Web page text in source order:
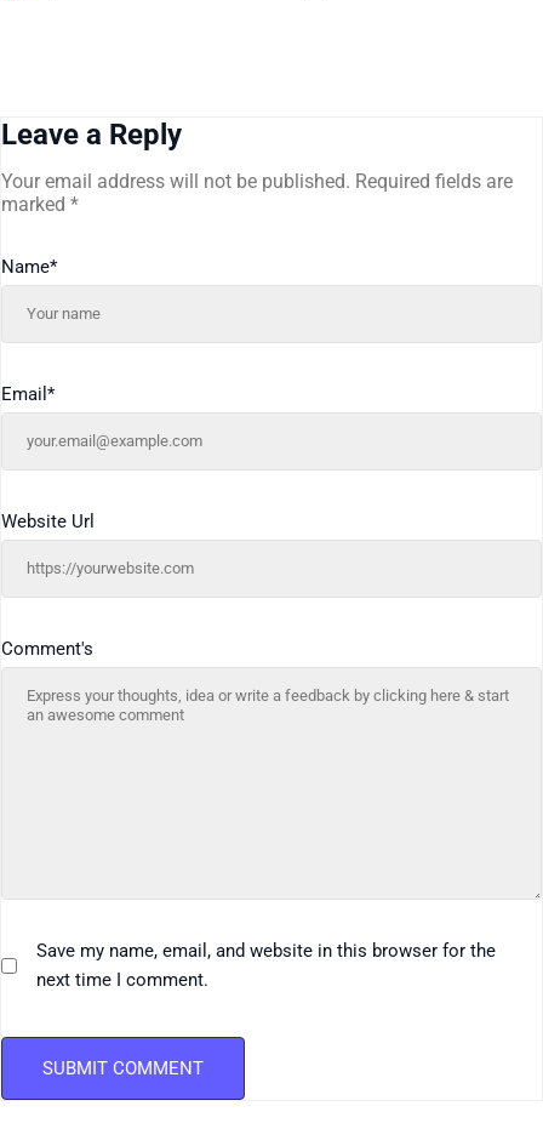
Leave a Reply
Your email address will not be published. Required fields are
marked *
Comment's
Name*
Email *
Website Url
Save my name, email, and website in this browser for the
next time I comment.